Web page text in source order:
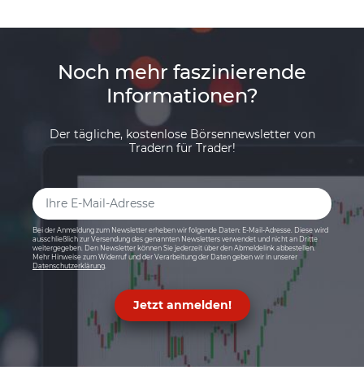
Noch mehr faszinierende
Informationen?
Der tägliche, kostenlose Börsennewsletter von
Tradern für Trader!
Bei der Anmeldung zum Newsletter erheben wir folgende Daten: E-Mail-Adresse. Diese wird
ausschließlich zur Versendung des genannten Newsletters verwendet und nicht an Dritte
weitergegeben. Den Newsletter können Sie jederzeit über den Abmeldelink abbestellen.
Mehr Hinweise zum Widerruf und der Verarbeitung der Daten geben wir in unserer
Datenschutzerklärung.
Jetzt anmelden!